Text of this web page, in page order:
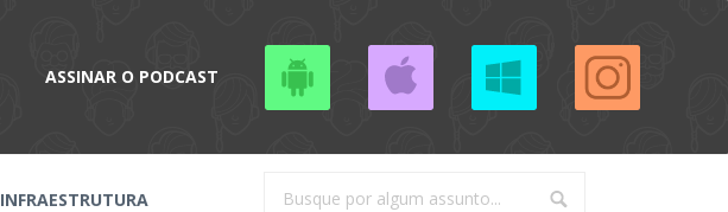
ASSINAR O PODCAST
INFRAESTRUTURA